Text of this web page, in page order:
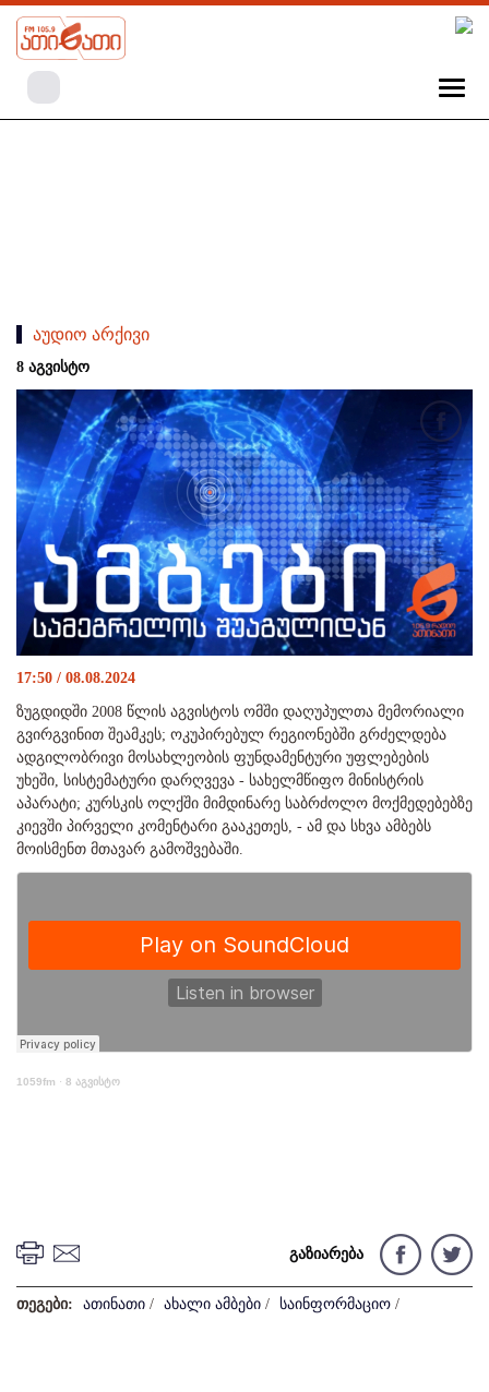
აუდიო არქივი
8 აგვისტო
17:50 / 08.08.2024
ზუგდიდში 2008 წლის აგვისტოს ომში დაღუპულთა მემორიალი
გვირგვინით შეამკეს; ოკუპირებულ რეგიონებში გრძელდება
ადგილობრივი მოსახლეობის ფუნდამენტური უფლებების
უხეში, სისტემატური დარღვევა - სახელმწიფო მინისტრის
აპარატი; კურსკის ოლქში მიმდინარე საბრძოლო მოქმედებებზე
კიევში პირველი კომენტარი გააკეთეს, - ამ და სხვა ამბებს
მოისმენთ მთავარ გამოშვებაში.
1059fm · 8 აგვისტო
გაზიარება
თეგები: ათინათი / ახალი ამბები / საინფორმაციო /